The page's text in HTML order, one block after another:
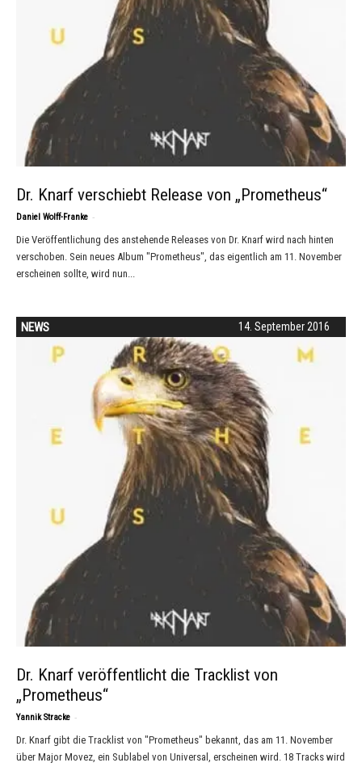
Dr. Knarf verschiebt Release von „Prometheus“
Daniel Wolff-Franke -
Die Veröffentlichung des anstehende Releases von Dr. Knarf wird nach hinten
verschoben. Sein neues Album "Prometheus", das eigentlich am 11. November
erscheinen sollte, wird nun...
14. September 2016
NEWS
Dr. Knarf veröffentlicht die Tracklist von
„Prometheus“
Yannik Stracke -
Dr. Knarf gibt die Tracklist von "Prometheus" bekannt, das am 11. November
über Major Movez, ein Sublabel von Universal, erscheinen wird. 18 Tracks wird